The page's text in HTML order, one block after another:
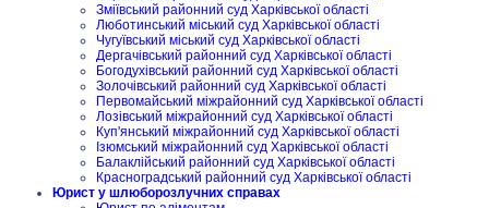
Зміївський районний суд Харківської області
Люботинський міський суд Харківської області
Чугуївський міський суд Харківської області
Дергачівський районний суд Харківської області
Богодухівський районний суд Харківської області
Золочівський районний суд Харківської області
Первомайський міжрайонний суд Харківської області
Лозівський міжрайонний суд Харківської області
Куп'янський міжрайонний суд Харківської області
Ізюмський міжрайонний суд Харківської області
Балаклійський районний суд Харківської області
Красноградський районний суд Харківської області
Юрист у шлюборозлучних справах